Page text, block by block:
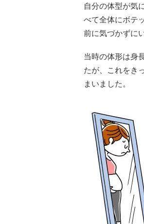
自分の体型が気
べて全体にボテ
前に気づかずに
当時の体形は身
たが、これをき
まいました。